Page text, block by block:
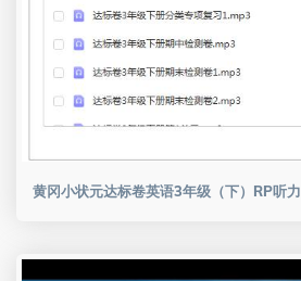
黄冈小状元达标卷英语3年级（下）RP听力